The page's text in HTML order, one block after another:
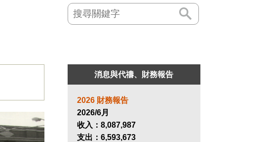
消息與代禱、財務報告
2026 財務報告
2026/6月
收入： 8,087,987
支出： 6,593,673